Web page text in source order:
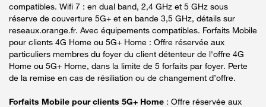
compatibles. Wifi 7 : en dual band, 2,4 GHz et 5 GHz sous
réserve de couverture 5G+ et en bande 3,5 GHz, détails sur
reseaux.orange.fr. Avec équipements compatibles. Forfaits Mobile
pour clients 4G Home ou 5G+ Home : Offre réservée aux
particuliers membres du foyer du client détenteur de l'offre 4G
Home ou 5G+ Home, dans la limite de 5 forfaits par foyer. Perte
de la remise en cas de résiliation ou de changement d’offre.
Forfaits Mobile pour clients 5G+ Home : Offre réservée aux